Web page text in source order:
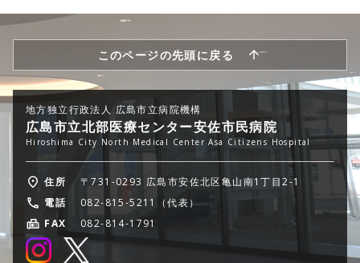
このページの先頭に戻る
地方独立行政法人 広島市立病院機構
広島市立北部医療センター安佐市民病院
Hiroshima City North Medical Center Asa Citizens Hospital
住所
〒731-0293 広島市安佐北区亀山南1丁目2-1
電話
082-815-5211（代表）
FAX
082-814-1791